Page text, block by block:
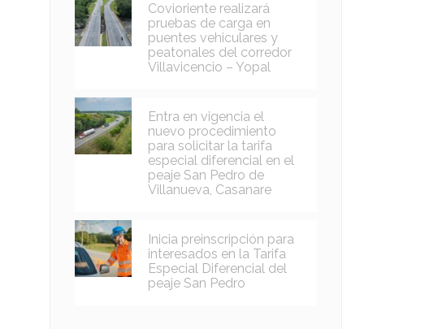
Covioriente realizará
pruebas de carga en
puentes vehiculares y
peatonales del corredor
Villavicencio – Yopal
Entra en vigencia el
nuevo procedimiento
para solicitar la tarifa
especial diferencial en el
peaje San Pedro de
Villanueva, Casanare
Inicia preinscripción para
interesados en la Tarifa
Especial Diferencial del
peaje San Pedro